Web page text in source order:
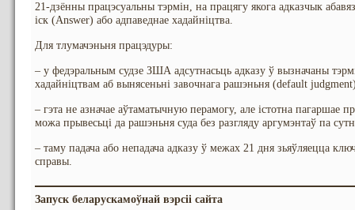
21-дзённы працэсуальны тэрмін, на працягу якога адказчык
іск (Answer) або адпаведнае хадайніцтва.
Для тлумачэньня працэдуры:
– у федэральным судзе ЗША адсутнасьць адказу ў вызначаны
хадайніцтвам аб вынясеньні завочнага рашэньня (default
– гэта не азначае аўтаматычную перамогу, але істотна пагаршае
можа прывесьці да рашэньня суда без разгляду аргумэнтаў па
– таму падача або непадача адказу ў межах 21 дня зьяўляецца
справы.
Запуск беларускамоўнай вэрсіі сайта